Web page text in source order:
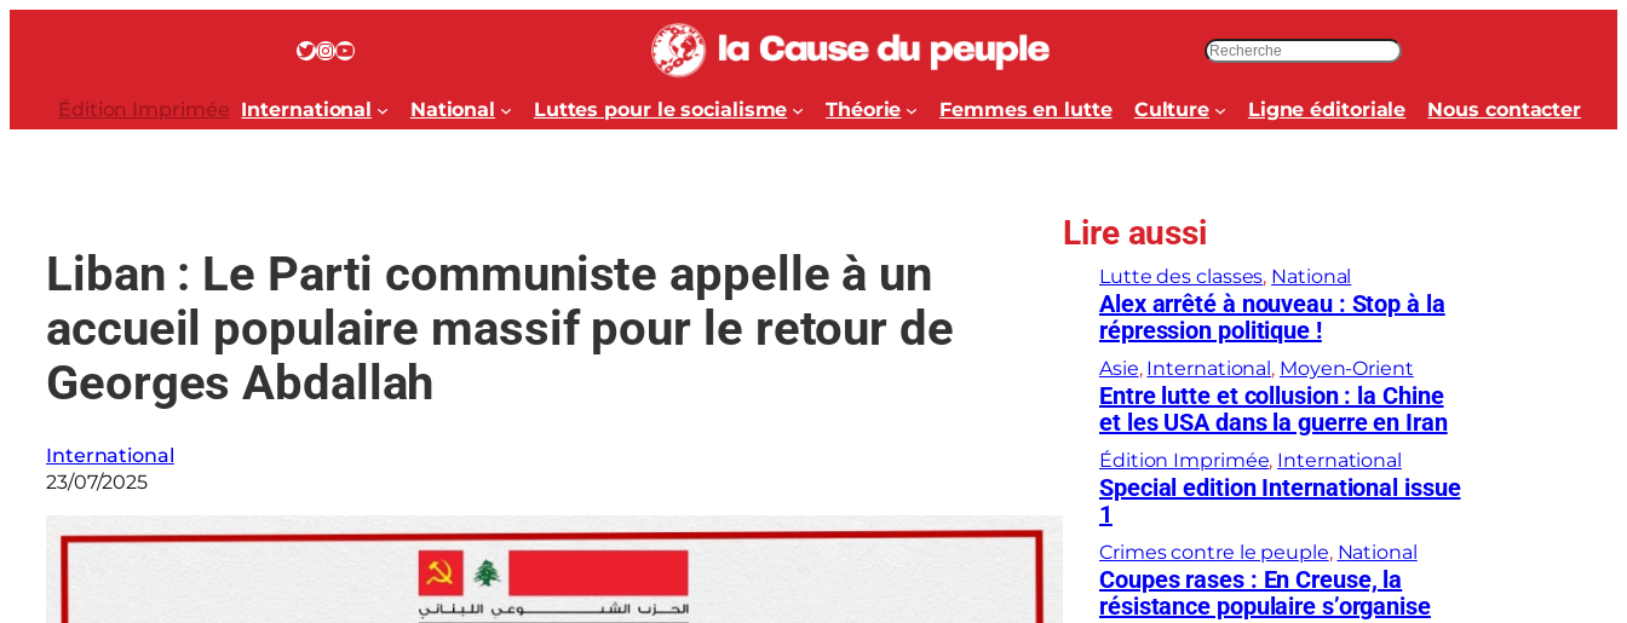
Twitter InstagramYouTube
c
h
h
r
Édition Imprimée International National Luttes pour le socialisme Théorie Femmes en lutte Culture Ligne éditoriale Nous contacter
Liban : Le Parti communiste appelle à un
accueil populaire massif pour le retour de
Georges Abdallah
International
23/07/2025
Lire aussi
Lutte des classes, National
Alex arrêté à nouveau : Stop à la
répression politique !
Asie, International, Moyen-Orient
Entre lutte et collusion : la Chine
et les USA dans la guerre en Iran
Édition Imprimée, International
Special edition International issue
1
Crimes contre le peuple, National
Coupes rases : En Creuse, la
résistance populaire s’organise